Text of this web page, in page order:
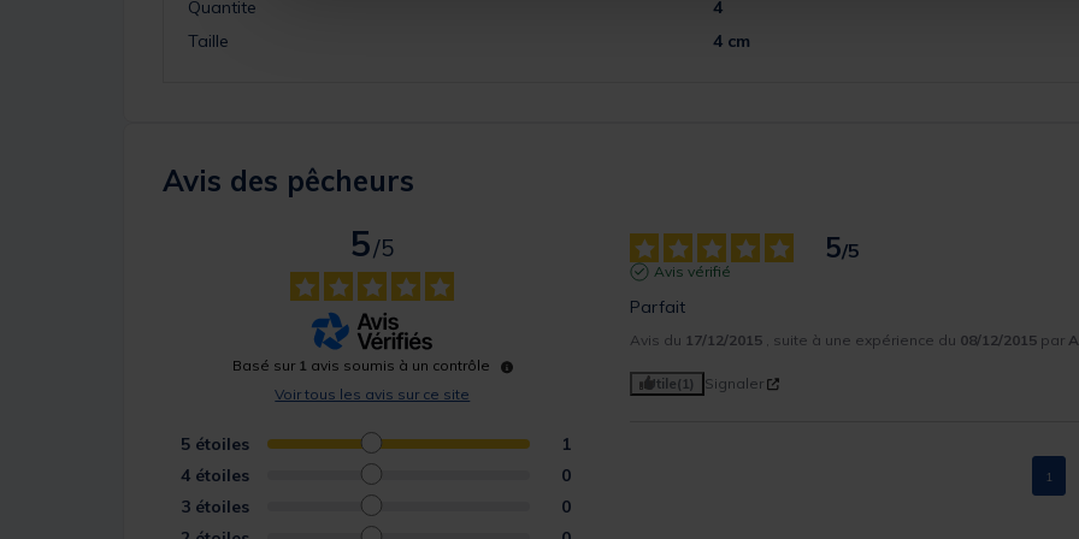
Quantite
4
Taille
4 cm
Avis des pêcheurs
5
/5
Basé sur 1 avis soumis à un contrôle
Voir tous les avis sur ce site
5 étoiles
1
4 étoiles
0
3 étoiles
0
5/5
Avis vérifié
Parfait
Avis du 17/12/2015 , suite à une expérience du 08/12/2015 par
Utile(1) Signaler
1